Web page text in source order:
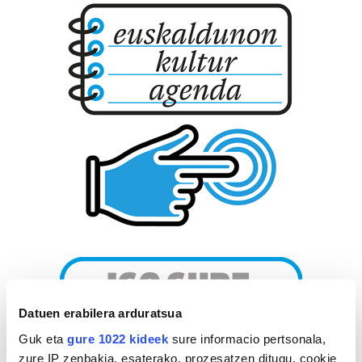
Datuen erabilera arduratsua
Guk eta gure 1022 kideek sure informacio pertsonala,
zure IP zenbakia, esaterako, prozesatzen ditugu, cookie